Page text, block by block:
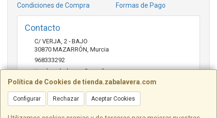
Política de Cookies de tienda.zabalavera.com
Configurar Rechazar Aceptar Cookies
Condiciones de Compra
Formas de Pago
Contacto
C/ VERJA, 2 - BAJO
30870 MAZARRÓN, Murcia
968333292
tienda.zabalavera@gmail.com
Horario
9:30-14:00 y 17:30-20:00